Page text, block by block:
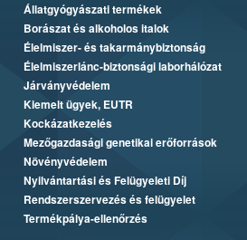
Állatgyógyászati termékek
Borászat és alkoholos italok
Élelmiszer- és takarmánybiztonság
Élelmiszerlánc-biztonsági laborhálózat
Járványvédelem
Kiemelt ügyek, EUTR
Kockázatkezelés
Mezőgazdasági genetikai erőforrások
Növényvédelem
Nyilvántartási és Felügyeleti Díj
Rendszerszervezés és felügyelet
Termékpálya-ellenőrzés